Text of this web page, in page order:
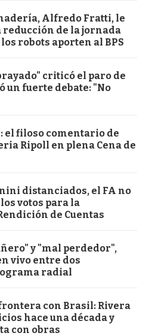
Alfredo Fratti, le
reducción de la jornada
robots aporten al BPS
criticó el paro de
un fuerte debate: "No
el filoso comentario de
Ripoll en plena Cena de
distanciados, el FA no
votos para la
de Cuentas
y "mal perdedor",
vivo entre dos
radial
con Brasil: Rivera
hace una década y
con obras